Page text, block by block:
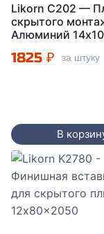
Likorn C202 —
скрытого
Алюминий
1825 ₽ за штуку
В